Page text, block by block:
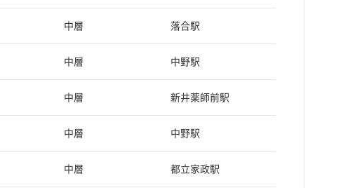
中層 落合駅
中層 中野駅
中層 新井薬師前駅
中層 中野駅
中層 都立家政駅